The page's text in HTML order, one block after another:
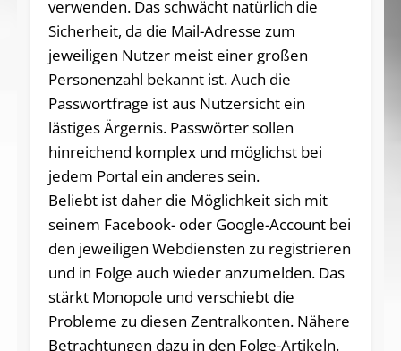
verwenden. Das schwächt natürlich die
Sicherheit, da die Mail-Adresse zum
jeweiligen Nutzer meist einer großen
Personenzahl bekannt ist. Auch die
Passwortfrage ist aus Nutzersicht ein
lästiges Ärgernis. Passwörter sollen
hinreichend komplex und möglichst bei
jedem Portal ein anderes sein.
Beliebt ist daher die Möglichkeit sich mit
seinem Facebook- oder Google-Account bei
den jeweiligen Webdiensten zu registrieren
und in Folge auch wieder anzumelden. Das
stärkt Monopole und verschiebt die
Probleme zu diesen Zentralkonten. Nähere
Betrachtungen dazu in den Folge-Artikeln.